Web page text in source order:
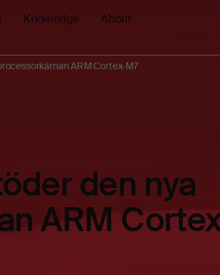
Knowledge About
ARM Cortex-M7
den nya
ARM